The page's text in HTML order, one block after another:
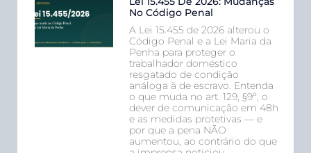
No Código Penal
A Lei 15.455 de 2026 alterou o
Código Penal e a Lei Maria da
Penha para proteger o
trabalhador doméstico
resgatado de condição
análoga à de escravo. Entenda
o que muda no art. 129, §9º, o
dever de comunicação em 48h
e as medidas protetivas — e
por que a pena NÃO
aumentou, ao contrário do que